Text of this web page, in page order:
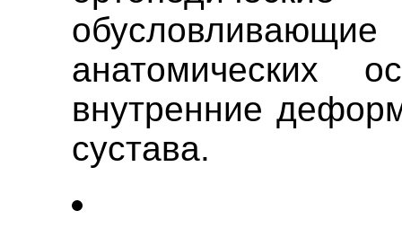
анатомических
внутренние
сустава.